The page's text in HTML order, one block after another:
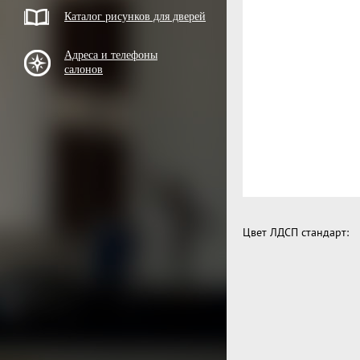
Каталог рисунков для дверей
Адреса и телефоны
салонов
Цвет ЛДСП стандарт: